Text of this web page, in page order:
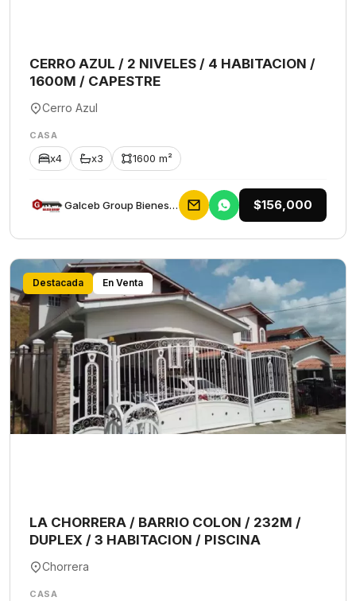
CERRO AZUL / 2 NIVELES / 4 HABITACION /
1600M / CAPESTRE
Cerro Azul
CASA
x4 x3 1600 m²
Galceb Group Bienes Raices $156,000
Destacada En Venta
LA CHORRERA / BARRIO COLON / 232M /
DUPLEX / 3 HABITACION / PISCINA
Chorrera
CASA